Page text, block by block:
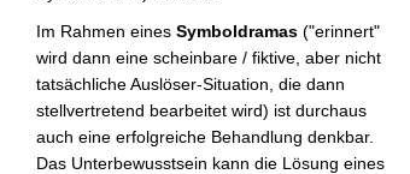
Im Rahmen eines Symboldramas ("erinnert"
wird dann eine scheinbare / fiktive, aber nicht
tatsächliche Auslöser-Situation, die dann
stellvertretend bearbeitet wird) ist durchaus
auch eine erfolgreiche Behandlung denkbar.
Das Unterbewusstsein kann die Lösung eines